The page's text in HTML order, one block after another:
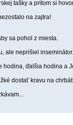
tašky a pritom si
na zajtra!
sa pohol z miesta.
ale neprišiel
hodina, ďalšia hodina a
dostať kravu na